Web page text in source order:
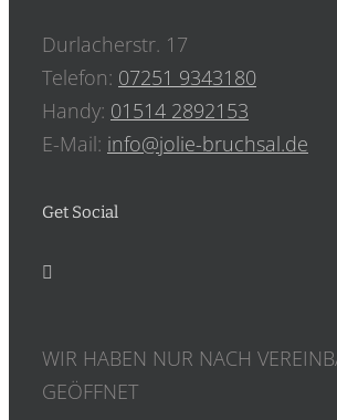
Durlacherstr. 17
Telefon: 07251 9343180
Handy: ‎01514 2892153
E-Mail: info@jolie-bruchsal.de
Get Social
WIR HABEN NUR NACH
GEÖFFNET